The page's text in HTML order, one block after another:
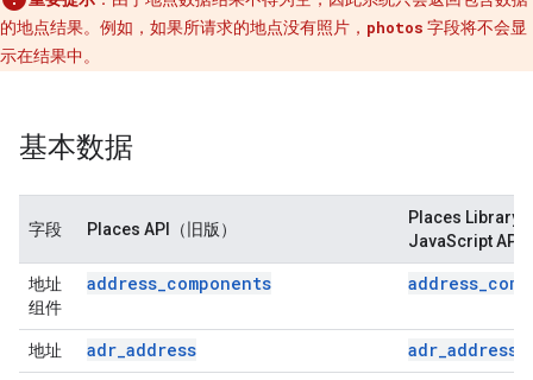
的地点结果。例如，如果所请求的地点没有照片， photos 字段将不会显
示在结果中。
基本数据
字段 Places API（旧版）
Places Library
JavaScript API
地址
组件
address_components
地址 adr_address adr_address